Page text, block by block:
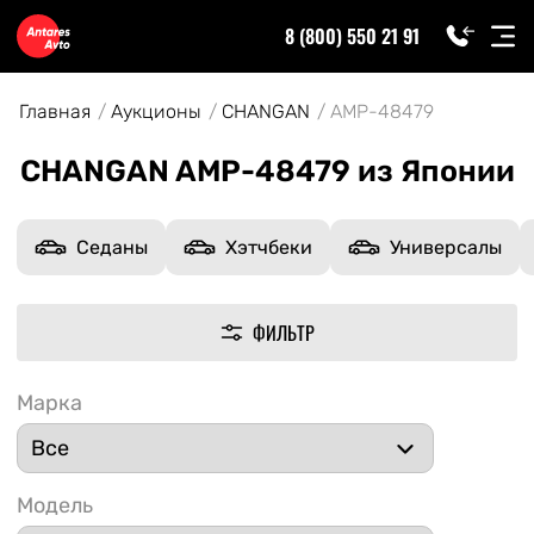
8 (800) 550 21 91
Главная Аукционы CHANGAN AMP-48479
CHANGAN AMP-48479 из Японии
Седаны Хэтчбеки Универсалы
ФИЛЬТР
Марка
Модель